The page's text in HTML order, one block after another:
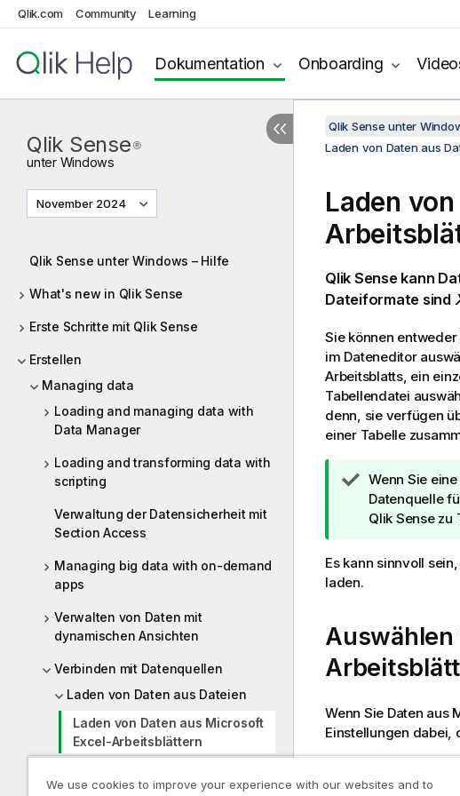
Qlik.com Community Learning
Dokumentation Onboarding
Qlik Sense ®
unter Windows
November 2024
Qlik Sense unter Windows – Hilfe
What's new in Qlik Sense
Erste Schritte mit Qlik Sense
Erstellen
Managing data
Loading and managing data with
Data Manager
Loading and transforming data with
scripting
Verwaltung der Datensicherheit mit
Section Access
Managing big data with on-demand
apps
Verwalten von Daten mit
dynamischen Ansichten
Verbinden mit Datenquellen
Laden von Daten aus Dateien
Laden von Daten aus Microsoft
Excel-Arbeitsblättern
Qlik Sense unter
Laden von Daten aus
Laden
Qlik Sensekann
Dateiformate sind
Sie können entweder
im Dateneditor
Arbeitsblatts, ein
Tabellendatei
denn, sie verfügen
einer Tabelle
T
i
p
h
e
s
Wenn Sie eine
Datenquelle
Qlik Sensezu
Es kann sinnvoll
laden.
Auswählen
Wenn Sie Daten aus
Einstellungen dabei,
Einstellungen, die
We use cookies to improve your experience with our websites and to